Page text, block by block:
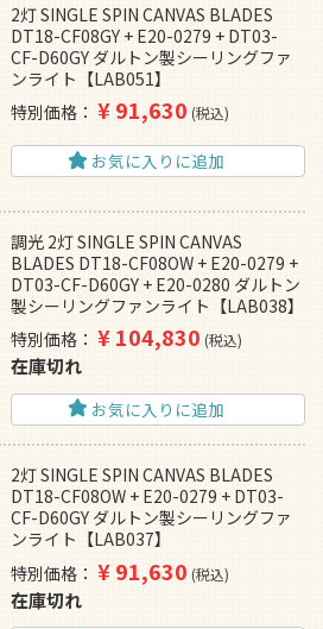
2灯 SINGLE SPIN CANVAS BLADES
DT18-CF08GY + E20-0279 + DT03-
CF-D60GY ダルトン製シーリングファ
ンライト【LAB051】
特別価格
¥91,630 税込
お気に入りに追加
調光 2灯 SINGLE SPIN CANVAS
BLADES DT18-CF08OW + E20-0279 +
DT03-CF-D60GY + E20-0280 ダルトン
製シーリングファンライト【LAB038】
特別価格
¥104,830 税込
在庫切れ
お気に入りに追加
2灯 SINGLE SPIN CANVAS BLADES
DT18-CF08OW + E20-0279 + DT03-
CF-D60GY ダルトン製シーリングファ
ンライト【LAB037】
特別価格
¥91,630 税込
在庫切れ